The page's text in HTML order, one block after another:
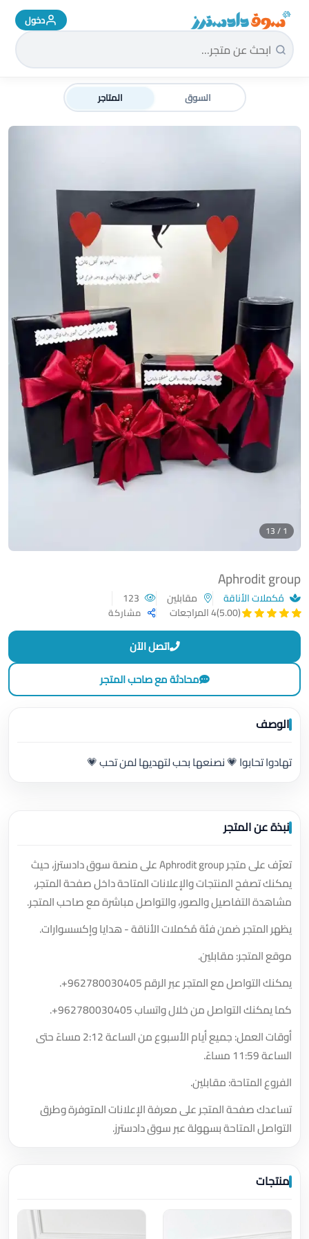
سوق دادسترز الرئيسية دخول
السوق المتاجر
Aphrodit group
مُكملات الأناقة مقابلين
(5.00)
4 المراجعات مشاركة
1 / 13
اتصل الآن
محادثة مع صاحب المتجر
الوصف
تهادوا تحابوا 💗 نصنعها بحب لتهديها لمن تحب 💗
نبذة عن المتجر
تعرّف على متجر Aphrodit group على منصة سوق دادسترز، حيث
يمكنك تصفح المنتجات والإعلانات المتاحة داخل صفحة المتجر،
مشاهدة التفاصيل والصور، والتواصل مباشرة مع صاحب المتجر.
يظهر المتجر ضمن فئة مُكملات الأناقة - هدايا وإكسسوارات.
موقع المتجر: مقابلين.
يمكنك التواصل مع المتجر عبر الرقم+962780030405
.
كما يمكنك التواصل من خلال واتساب+962780030405
.
أوقات العمل: جميع أيام الأسبوع من الساعة 2:12 مساءً حتى
الساعة 11:59 مساءً.
الفروع المتاحة: مقابلين.
تساعدك صفحة المتجر على معرفة الإعلانات المتوفرة وطرق
التواصل المتاحة بسهولة عبر سوق دادسترز.
منتجات